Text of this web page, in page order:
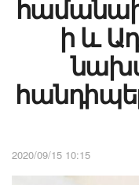
ի և
2020/09/15 10:15